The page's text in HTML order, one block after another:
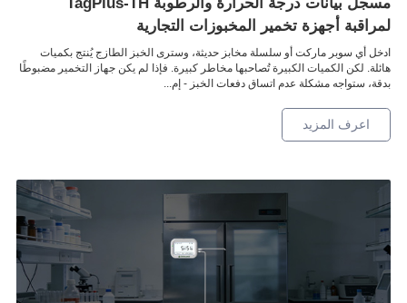
مسجل بيانات درجة الحرارة والرطوبة TagPlus-TH
لمراقبة أجهزة تخمير المخبوزات التجارية
ادخل أي سوبر ماركت أو سلسلة مخابز حديثة، وسترى الخبز الطازج يُنتج بكميات
هائلة. لكن الكميات الكبيرة تُصاحبها مخاطر كبيرة. فإذا لم يكن جهاز التخمير مضبوطًا
بدقة، ستواجه مشكلة عدم اتساق دفعات الخبز - إم...
اعرف المزيد